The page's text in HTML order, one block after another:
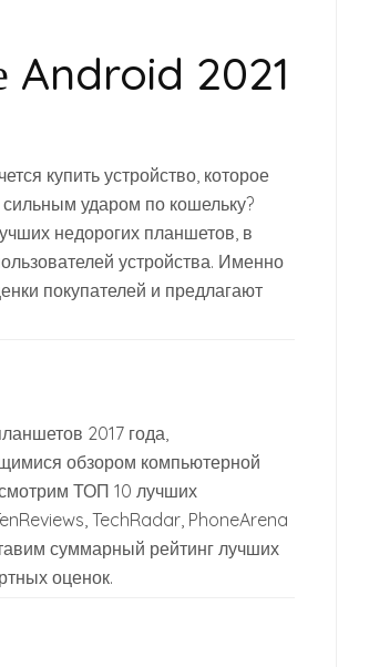
Android 2021
купить устройство, которое
ударом по кошельку?
недорогих планшетов, в
устройства. Именно
покупателей и предлагают
2017 года,
обзором компьютерной
ТОП 10 лучших
TechRadar, PhoneArena
суммарный рейтинг лучших
оценок.